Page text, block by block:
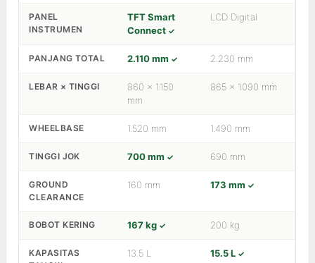
PANEL
INSTRUMEN
TFT Smart
Connect
LCD Digital
PANJANG TOTAL 2.110 mm 2.230 mm
LEBAR × TINGGI
860 × 1.150
mm
865 × 1.090 mm
WHEELBASE 1.520 mm 1.490 mm
TINGGI JOK 700 mm 690 mm
GROUND
CLEARANCE
160 mm 173 mm
BOBOT KERING 167 kg 200 kg
KAPASITAS
13.5 L 15.5 L